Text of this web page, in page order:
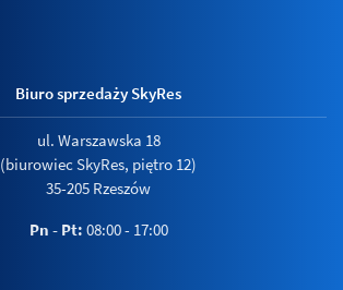
Biuro sprzedaży SkyRes
ul. Warszawska 18
(biurowiec SkyRes, piętro 12)
35-205 Rzeszów
Pn - Pt: 08:00 - 17:00